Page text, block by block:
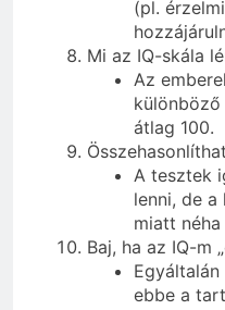
(pl.
Mi az IQ-skála
Az
különböző
átlag 100.
A tesztek
lenni, de a
miatt
Baj, ha az IQ-m
ebbe a